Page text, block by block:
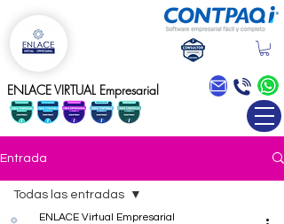
ENLACE VIRTUAL Empresarial
Entrada
Todas las entradas
ENLACE Virtual Empresarial